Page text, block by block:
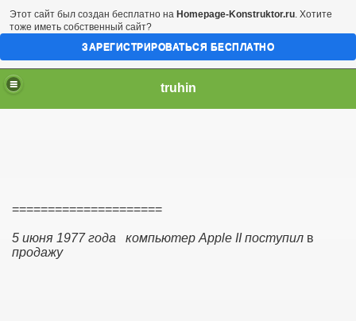
truhin
=====================
5 июня 1977 года компьютер Apple II поступил в
продажу
Этот сайт был создан бесплатно на Homepage-Konstruktor.ru. Хотите
тоже иметь собственный сайт?
ЗАРЕГИСТРИРОВАТЬСЯ БЕСПЛАТНО